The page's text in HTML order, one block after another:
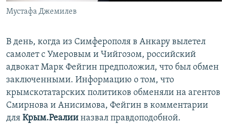
Мустафа Джемилев
В день, когда из Симферополя в Анкару вылетел
самолет с Умеровым и Чийгозом, российский
адвокат Марк Фейгин предположил, что был обмен
заключенными. Информацию о том, что
крымскотатарских политиков обменяли на агентов
Смирнова и Анисимова, Фейгин в комментарии
для Крым.Реалии назвал правдоподобной.